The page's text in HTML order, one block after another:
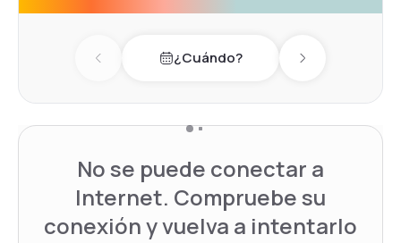
Previous day¿Cuándo? Next day
No se puede conectar a
Internet. Compruebe su
conexión y vuelva a intentarlo